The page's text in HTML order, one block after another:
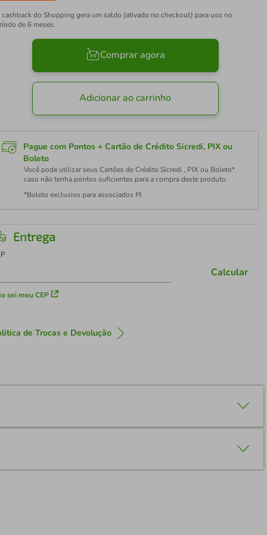
cashback do Shopping gera um saldo (ativado no checkout) para uso no
de 6 meses.
Comprar agora
Adicionar ao carrinho
Pague com Pontos + Cartão de Crédito Sicredi, PIX ou
Boleto
Você pode utilizar seus Cartões de Crédito Sicredi , PIX ou Boleto*
caso não tenha pontos suficientes para a compra deste produto.
*Boleto exclusivo para associados PJ
Entrega
sei meu CEP
Calcular
de Trocas e Devolução